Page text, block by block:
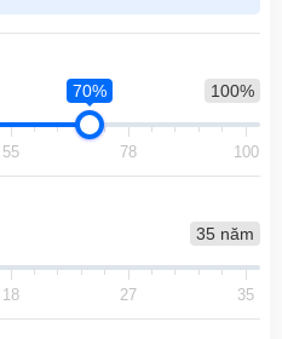
100%
70%
55 78 100
35 năm
18 27 35